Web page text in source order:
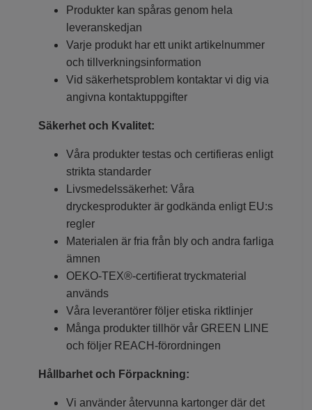
Produkter kan spåras genom hela
leveranskedjan
Varje produkt har ett unikt artikelnummer
och tillverkningsinformation
Vid säkerhetsproblem kontaktar vi dig via
angivna kontaktuppgifter
Säkerhet och Kvalitet:
Våra produkter testas och certifieras enligt
strikta standarder
Livsmedelssäkerhet: Våra
dryckesprodukter är godkända enligt EU:s
regler
Materialen är fria från bly och andra farliga
ämnen
OEKO-TEX®-certifierat tryckmaterial
används
Våra leverantörer följer etiska riktlinjer
Många produkter tillhör vår GREEN LINE
och följer REACH-förordningen
Hållbarhet och Förpackning:
Vi använder återvunna kartonger där det